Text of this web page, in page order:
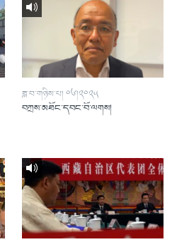
ཟླ་བ་གཉིས་པ། ༠༦།༢༠༢༥
བཀྲས་མཐོང་དབང་བོ་ལགས།